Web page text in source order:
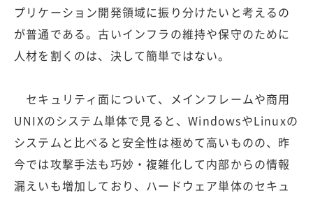
プリケーション開発領域に振り分けたいと考えるの
が普通である。古いインフラの維持や保守のために
人材を割くのは、決して簡単ではない。
セキュリティ面について、メインフレームや商用
UNIXのシステム単体で見ると、WindowsやLinuxの
システムと比べると安全性は極めて高いものの、昨
今では攻撃手法も巧妙・複雑化して内部からの情報
漏えいも増加しており、ハードウェア単体のセキュ